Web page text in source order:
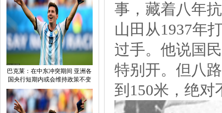
巴克莱：在中东冲突期间亚洲各
国央行短期内或会维持政策不变
事，藏着八年
山田从1937年
过手。他说国
特别开。但八
到150米，绝对